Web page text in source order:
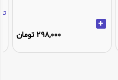
+
298,000 تومان
تنها 3عدد